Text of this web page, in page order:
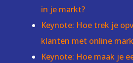
in je markt?
Keynote: Hoe trek je
klanten met online
Keynote: Hoe maak je